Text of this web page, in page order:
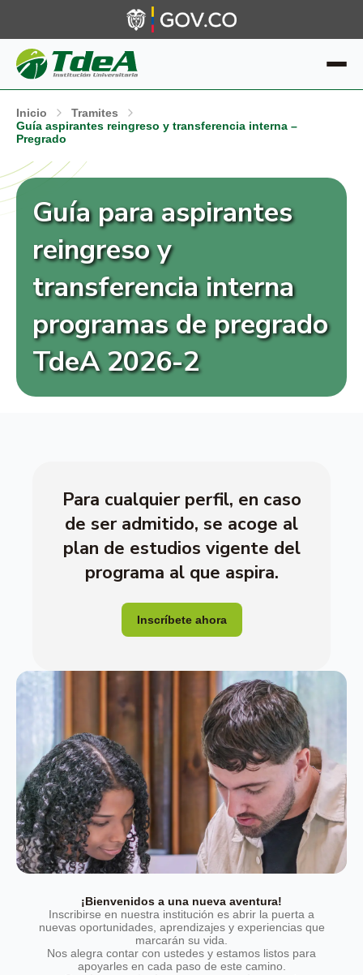
Inicio
Tramites
Guía aspirantes reingreso y transferencia interna –
Pregrado
Guía para aspirantes
reingreso y
transferencia interna
programas de pregrado
TdeA 2026-2
¡Bienvenidos a una nueva aventura!
Inscribirse en nuestra institución es abrir la puerta a
nuevas oportunidades, aprendizajes y experiencias que
marcarán su vida.
Nos alegra contar con ustedes y estamos listos para
apoyarles en cada paso de este camino.
Para cualquier perfil, en caso
de ser admitido, se acoge al
plan de estudios vigente del
programa al que aspira.
Inscríbete ahora